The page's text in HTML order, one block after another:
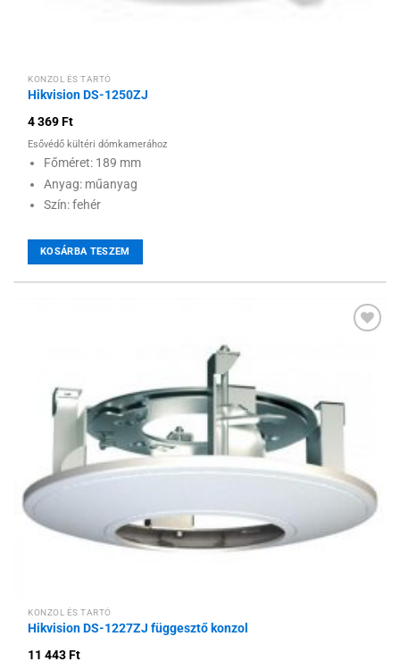
KONZOL ÉS TARTÓ
Hikvision DS-1250ZJ
4 369Ft
Esővédő kültéri dómkamerához
Főméret: 189 mm
Anyag: műanyag
Szín: fehér
KOSÁRBA TESZEM
KONZOL ÉS TARTÓ
Hikvision DS-1227ZJ függesztő konzol
11 443Ft